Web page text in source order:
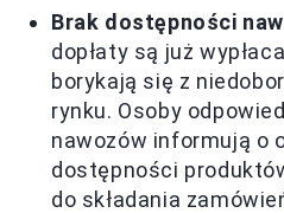
Brak dostępności
dopłaty są już
borykają się z
rynku. Osoby
nawozów informują o
dostępności
do składania